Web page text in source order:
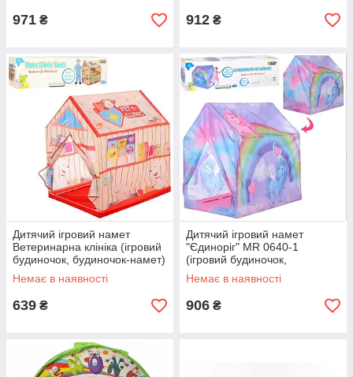
971 ₴ 912 ₴
Дитячий ігровий намет
Ветеринарна клініка (ігровий
будиночок, будиночок-намет)
5688
Немає в наявності
639 ₴
Дитячий ігровий намет
"Єдиноріг" MR 0640-1
(ігровий будиночок,
будиночок-намет)
Немає в наявності
906 ₴